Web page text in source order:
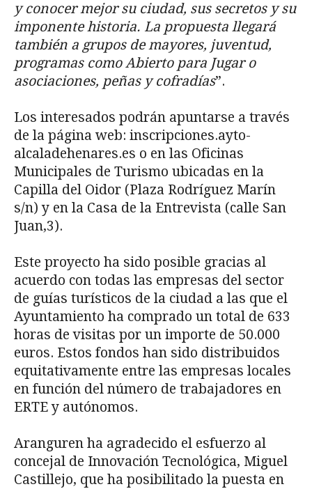
y conocer mejor su ciudad, sus secretos y su
imponente historia. La propuesta llegará
también a grupos de mayores, juventud,
programas como Abierto para Jugar o
asociaciones, peñas y cofradías”.
Los interesados podrán apuntarse a través
de la página web: inscripciones.ayto-
alcaladehenares.es o en las Oficinas
Municipales de Turismo ubicadas en la
Capilla del Oidor (Plaza Rodríguez Marín
s/n) y en la Casa de la Entrevista (calle San
Juan,3).
Este proyecto ha sido posible gracias al
acuerdo con todas las empresas del sector
de guías turísticos de la ciudad a las que el
Ayuntamiento ha comprado un total de 633
horas de visitas por un importe de 50.000
euros. Estos fondos han sido distribuidos
equitativamente entre las empresas locales
en función del número de trabajadores en
ERTE y autónomos.
Aranguren ha agradecido el esfuerzo al
concejal de Innovación Tecnológica, Miguel
Castillejo, que ha posibilitado la puesta en